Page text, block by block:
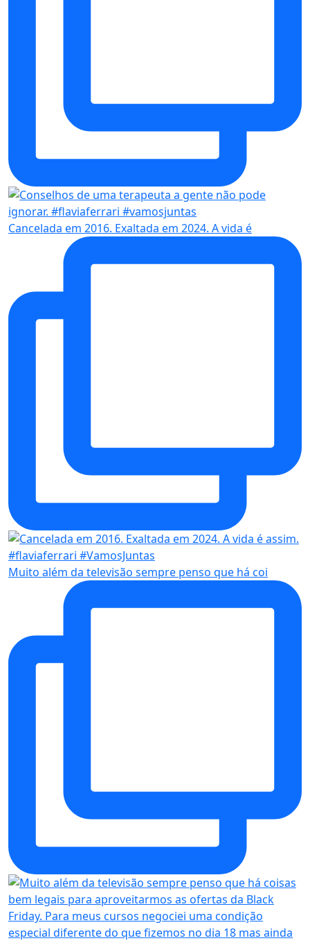
Cancelada em 2016. Exaltada em 2024. A vida é
Muito além da televisão sempre penso que há coi